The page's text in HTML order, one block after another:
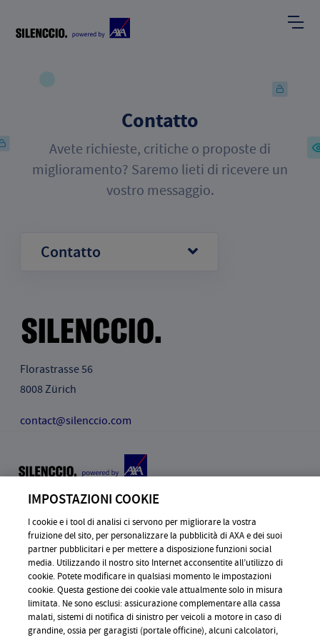
Contatto
Avete richieste, critiche o proposte di
miglioramento? Saremo lieti di ricevere un
vostro messaggio.
Contatto
Florastrasse 56
8008 Zürich
contact@silenccio.com
ⓒ 2026 Silenccio AG, All Right reserved
INFORMAZIONI GENERALI
CONTATTO
AVVERTENZE PER L’UTILIZZAZIONE
DOMANDE FREQUENTI
DISCLAIMER
IMPOSTAZIONI COOKIE
I cookie e i tool di analisi ci servono per migliorare la vostra
fruizione del sito, per personalizzare la pubblicità di AXA e dei suoi
partner pubblicitari e per mettere a disposizione funzioni social
media. Utilizzando il nostro sito Internet acconsentite all’utilizzo di
cookie. Potete modificare in qualsiasi momento le impostazioni
cookie. Questa gestione dei cookie vale attualmente solo in misura
limitata. Ne sono esclusi: assicurazione complementare alla cassa
malati, sistemi di notifica di sinistro per veicoli a motore in caso di
grandine, ossia per garagisti (portale officine), alcuni calcolatori,